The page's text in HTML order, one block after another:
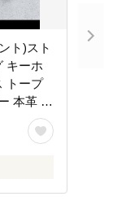
ト)スト
キーホ
トープ
本革 日